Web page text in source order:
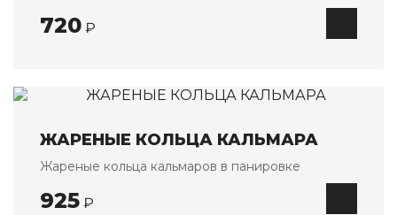
720 ₽
ЖАРЕНЫЕ КОЛЬЦА КАЛЬМАРА
Жареные кольца кальмаров в панировке
925 ₽